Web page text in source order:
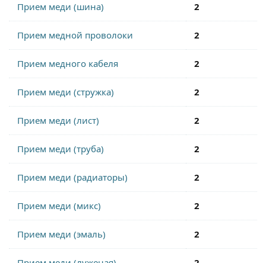
Прием меди (шина) 2
Прием медной проволоки 2
Прием медного кабеля 2
Прием меди (стружка) 2
Прием меди (лист) 2
Прием меди (труба) 2
Прием меди (радиаторы) 2
Прием меди (микс) 2
Прием меди (эмаль) 2